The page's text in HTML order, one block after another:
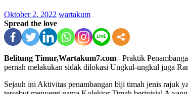
Oktober 2, 2022 wartakum
Spread the love
Belitung Timur,Wartakum7.com– Praktik
pernah melakukan sidak dilokasi Ungkul-ungkul juga
Sejauh ini Aktivitas penambangan biji timah jenis rajuk